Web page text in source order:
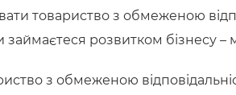
товариство з обмеженою
займаєтеся розвитком бізнесу
з обмеженою